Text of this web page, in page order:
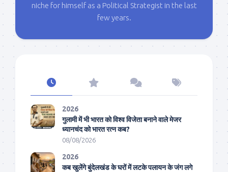
niche for himself as a Political Strategist in the last
few years.
2026
गुलामी में भी भारत को विश्व विजेता बनाने वाले मेजर
ध्यानचंद को भारत रत्न कब?
08/08/2026
2026
कब खुलेंगे बुंदेलखंड के घरों में लटके पलायन के जंग लगे